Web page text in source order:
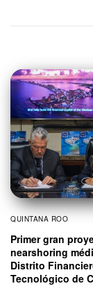
QUINTANA ROO
Primer gran
nearshoring
Distrito
Tecnológico de